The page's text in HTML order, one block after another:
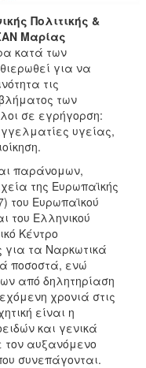
Πολιτικής &
Μαρίας
κατά των
για να
τις
των
σε εγρήγορση:
υγείας,
παράνομων,
της Ευρωπαϊκής
του Ευρωπαϊκού
του Ελληνικού
Κέντρο
για τα Ναρκωτικά
ποσοστά, ενώ
από δηλητηρίαση
χρονιά στις
είναι η
και γενικά
τον αυξανόμενο
συνεπάγονται.